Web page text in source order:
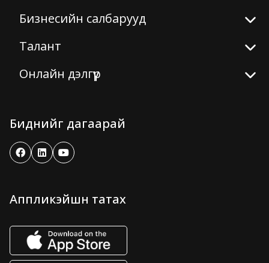
Бизнесийн салбарууд
Талант
Онлайн дэлгүүр
Биднийг дагаарай
Аппликэйшн татах